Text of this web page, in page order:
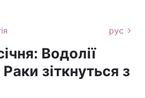
рус
Водолії
зіткнуться з